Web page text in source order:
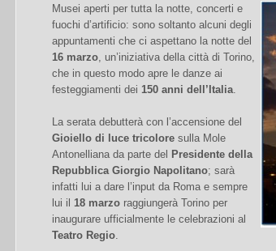
Musei aperti per tutta la notte, concerti e
fuochi d’artificio: sono soltanto alcuni degli
appuntamenti che ci aspettano la notte del
16 marzo, un’iniziativa della città di Torino,
che in questo modo apre le danze ai
festeggiamenti dei 150 anni dell’Italia.
La serata debutterà con l’accensione del
Gioiello di luce tricolore sulla Mole
Antonelliana da parte del Presidente della
Repubblica Giorgio Napolitano; sarà
infatti lui a dare l’input da Roma e sempre
lui il 18 marzo raggiungerà Torino per
inaugurare ufficialmente le celebrazioni al
Teatro Regio.